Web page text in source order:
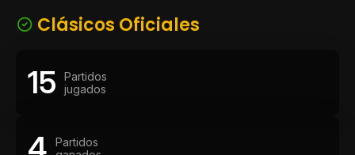
Clásicos Oficiales
15
Partidos
jugados
Partidos